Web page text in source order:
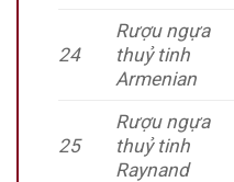
24
Rượu ngựa
thuỷ tinh
Armenian
25
Rượu ngựa
thuỷ tinh
Raynand